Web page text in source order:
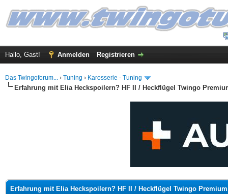
Hallo, Gast! Anmelden Registrieren
Das Twingoforum... › Tuning › Karosserie - Tuning
Erfahrung mit Elia Heckspoilern? HF II / Heckflügel Twingo
Erfahrung mit Elia Heckspoilern? HF II / Heckflügel Twingo Premium